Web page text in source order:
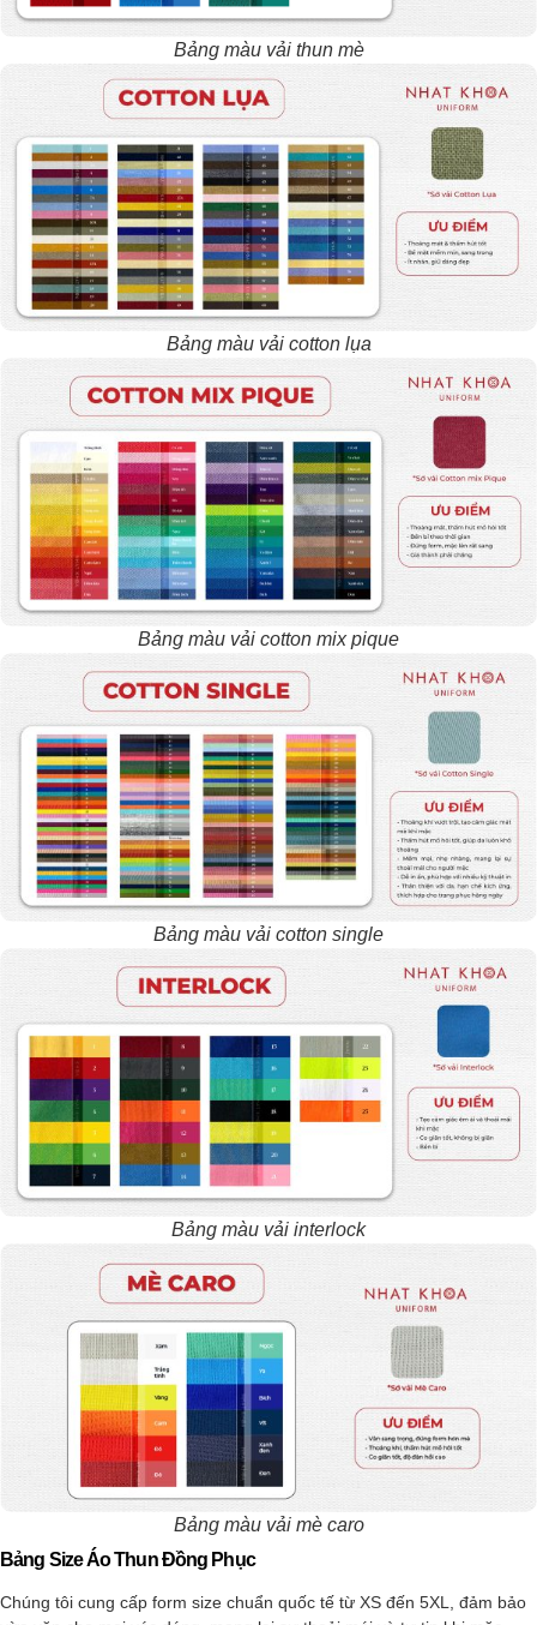
Bảng màu vải thun mè
Bảng màu vải cotton lụa
Bảng màu vải cotton mix pique
Bảng màu vải cotton single
Bảng màu vải interlock
Bảng màu vải mè caro
Bảng Size Áo Thun Đồng Phục
Chúng tôi cung cấp form size chuẩn quốc tế từ XS đến 5XL, đảm bảo